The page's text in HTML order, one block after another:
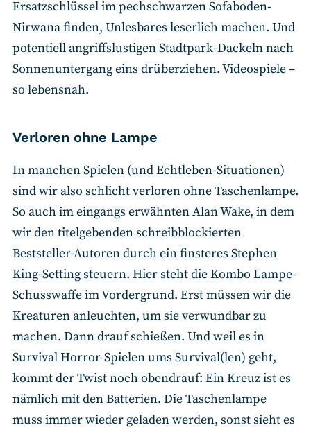
Ersatzschlüssel im pechschwarzen Sofaboden-
Nirwana finden, Unlesbares leserlich machen. Und
potentiell angriffslustigen Stadtpark-Dackeln nach
Sonnenuntergang eins drüberziehen. Videospiele –
so lebensnah.
Verloren ohne Lampe
In manchen Spielen (und Echtleben-Situationen)
sind wir also schlicht verloren ohne Taschenlampe.
So auch im eingangs erwähnten Alan Wake, in dem
wir den titelgebenden schreibblockierten
Beststeller-Autoren durch ein finsteres Stephen
King-Setting steuern. Hier steht die Kombo Lampe-
Schusswaffe im Vordergrund. Erst müssen wir die
Kreaturen anleuchten, um sie verwundbar zu
machen. Dann drauf schießen. Und weil es in
Survival Horror-Spielen ums Survival(len) geht,
kommt der Twist noch obendrauf: Ein Kreuz ist es
nämlich mit den Batterien. Die Taschenlampe
muss immer wieder geladen werden, sonst sieht es